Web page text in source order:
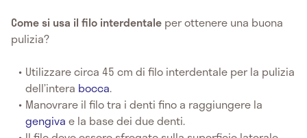
Come si usa il filo interdentale per ottenere una buona
pulizia?
Utilizzare circa 45 cm di filo interdentale per la pulizia
dell’intera bocca.
Manovrare il filo tra i denti fino a raggiungere la
gengiva e la base dei due denti.